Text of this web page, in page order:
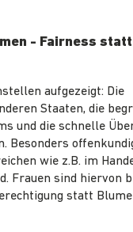
- Fairness statt
aufgezeigt: Die
Staaten, die
und die schnelle
Besonders
wie z.B. im
Frauen sind hiervon
statt